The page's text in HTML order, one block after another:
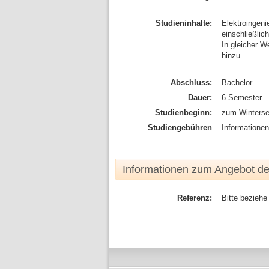
Studieninhalte:
In gleicher
hinzu.
Abschluss:
Bachelor
Dauer:
6 Semester
Studienbeginn:
zum
Studiengebühren
Informationen zum Angebot
Referenz: Bitte